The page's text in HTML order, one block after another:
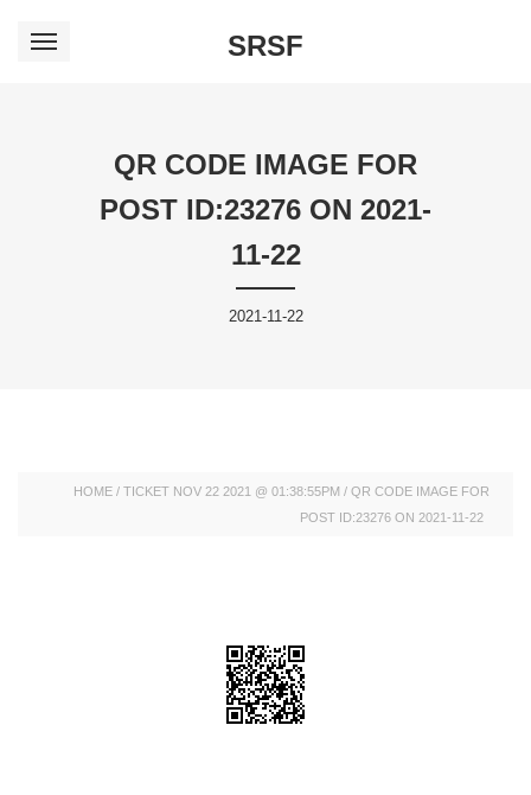
SRSF
QR CODE IMAGE FOR
POST ID:23276 ON 2021-
11-22
2021-11-22
HOME / TICKET NOV 22 2021 @ 01:38:55PM / QR CODE IMAGE FOR
POST ID:23276 ON 2021-11-22